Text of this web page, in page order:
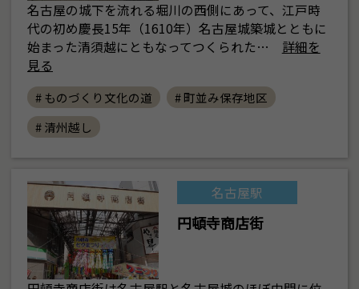
名古屋の城下を流れる堀川の西側にあって、江戸時
代の初め慶長15年（1610年）名古屋城築城とともに
始まった清須越にともなってつくられた…
詳細を
見る
# ものづくり文化の道
# 町並み保存地区
# 清州越し
名古屋駅
円頓寺商店街